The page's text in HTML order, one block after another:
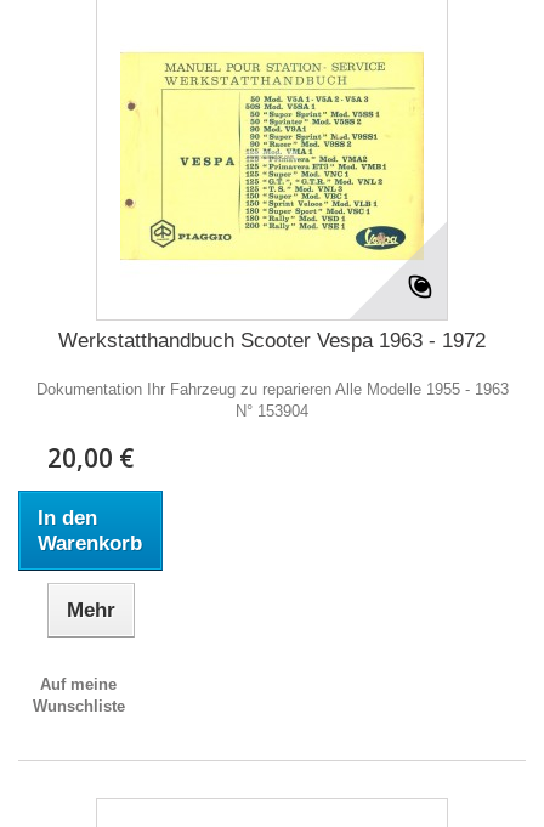
Werkstatthandbuch Scooter Vespa 1963 - 1972
Dokumentation Ihr Fahrzeug zu reparieren Alle Modelle 1955 - 1963
N° 153904
20,00 €
In den
Warenkorb
Mehr
Auf meine
Wunschliste